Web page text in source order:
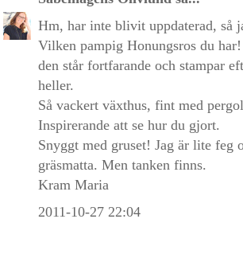
Hm, har inte blivit uppdaterad, så
Vilken pampig Honungsros du
den står fortfarande och stampar
heller.
Så vackert växthus, fint med
Inspirerande att se hur du gjort.
Snyggt med gruset! Jag är lite feg
gräsmatta. Men tanken finns.
Kram Maria
2011-10-27 22:04